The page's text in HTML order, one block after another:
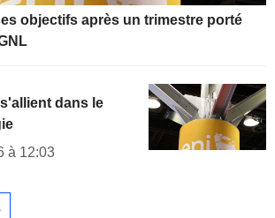
objectifs après un trimestre porté
dans le
à 12:03